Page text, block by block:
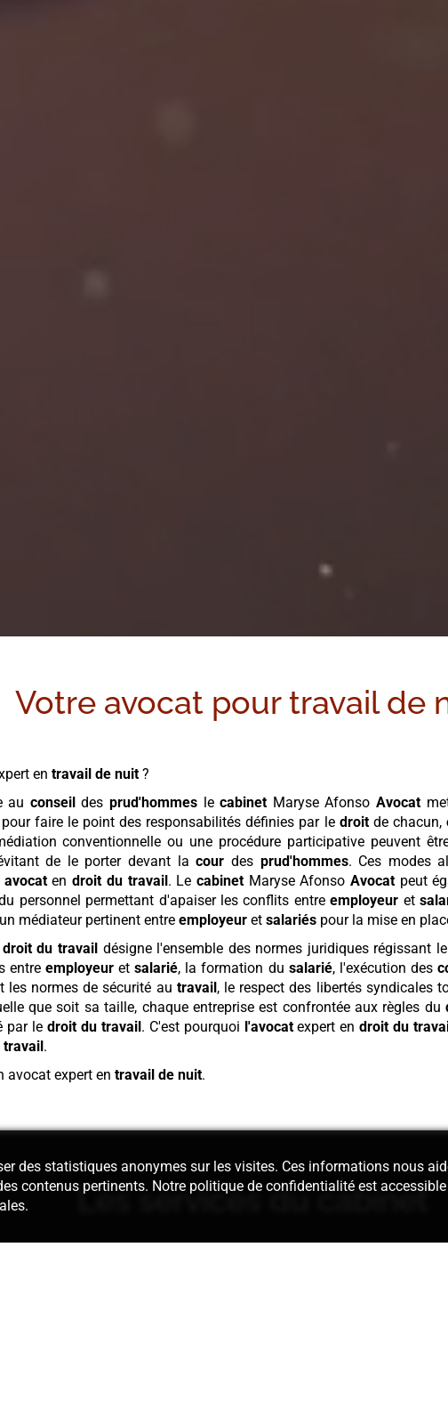
Votre avocat pourtravail de
entravail de nuit ?
au conseildesprud'hommes lecabinet Maryse Afonso Avocat
faire le point des responsabilités définies par le droitde chacun,
conventionnelle ou une procédure participative peuvent
de le porter devant lacour des prud'hommes. Ces modes
avocatendroit du travail. Le cabinetMaryse Afonso Avocatpeut
personnel permettant d'apaiser les conflits entreemployeur et
médiateur pertinent entreemployeur etsalariés pour la mise en
droit du travail désigne l'ensemble des normes juridiques régissant
entreemployeur etsalarié, la formation du salarié, l'exécution des
les normes de sécurité au travail, le respect des libertés syndicales
que soit sa taille, chaque entreprise est confrontée aux règles du
par le droit du travail. C'est pourquoi l'avocatexpert endroit du
travail.
avocat expert entravail de nuit.
Les services du cabinet
des statistiques anonymes sur les visites. Ces informations nous
contenus pertinents. Notre politique de confidentialité est accessible